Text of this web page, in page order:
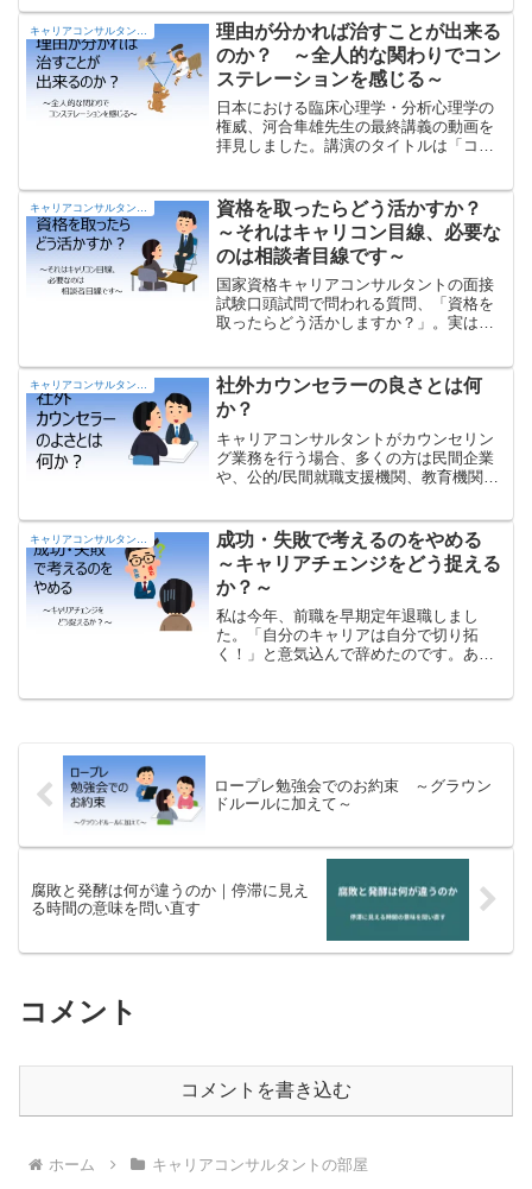
ウンセリングを受ける、②アセスメント
を受ける、③グループワークに参加する
の３つがあります。
理由が分かれば治すことが出来る
のか？ ～全人的な関わりでコン
ステレーションを感じる～
日本における臨床心理学・分析心理学の
権威、河合隼雄先生の最終講義の動画を
拝見しました。講演のタイトルは「コン
た。その中で紹介された、あるエピソー
ドに深く共感したので、今回はそれにつ
いて書きたいと思います。
資格を取ったらどう活かすか？
～それはキャリコン目線、必要な
のは相談者目線です～
国家資格キャリアコンサルタントの面接
試験口頭試問で問われる質問、「資格を
取ったらどう活かしますか？」。実は資
は私がそう思う理由について述べ、悩め
る有資格者の皆さんには、相談者目線へ
の切替えが必要なことをお伝えします。
お悩みの方、ご意見下さい。
キャリアコンサルタントの部屋
社外カウンセラーの良さとは何
か？
キャリアコンサルタントがカウンセリン
グ業務を行う場合、多くの方は民間企業
や、公的/民間就職支援機関、教育機関等
「知った顔の人に相談できない」といっ
た不安がありますよね。社外カウンセラ
ーには、それなりの良さがあることを知
っていただければと思います。
成功・失敗で考えるのをやめる
～キャリアチェンジをどう捉える
か？～
私は今年、前職を早期定年退職しまし
た。「自分のキャリアは自分で切り拓
く！」と意気込んで辞めたのです。あれ
ロープレ勉強会でのお約束 ～グラウン
ドルールに加えて～
腐敗と発酵は何が違うのか｜停滞に見え
る時間の意味を問い直す
コメント
コメントを書き込む
ホーム キャリアコンサルタントの部屋